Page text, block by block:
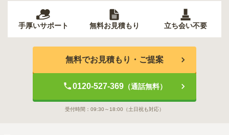
手厚いサポート 無料お見積もり 立ち会い不要
無料でお見積もり・ご提案
0120-527-369（通話無料）
受付時間： 09:30～18:00 （土日祝も対応）